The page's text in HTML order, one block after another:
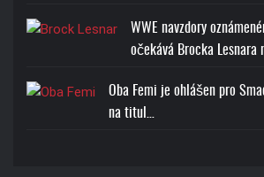
WWE navzdory
očekává Brocka
Oba Femi je ohlášen pro
na titul…